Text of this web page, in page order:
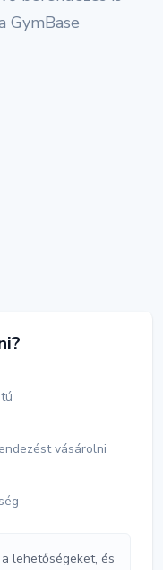
GymBase
vásárolni
lehetőségeket, és